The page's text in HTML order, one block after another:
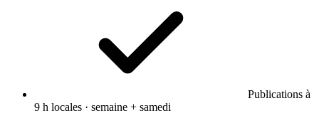
Publications à
9 h locales · semaine + samedi